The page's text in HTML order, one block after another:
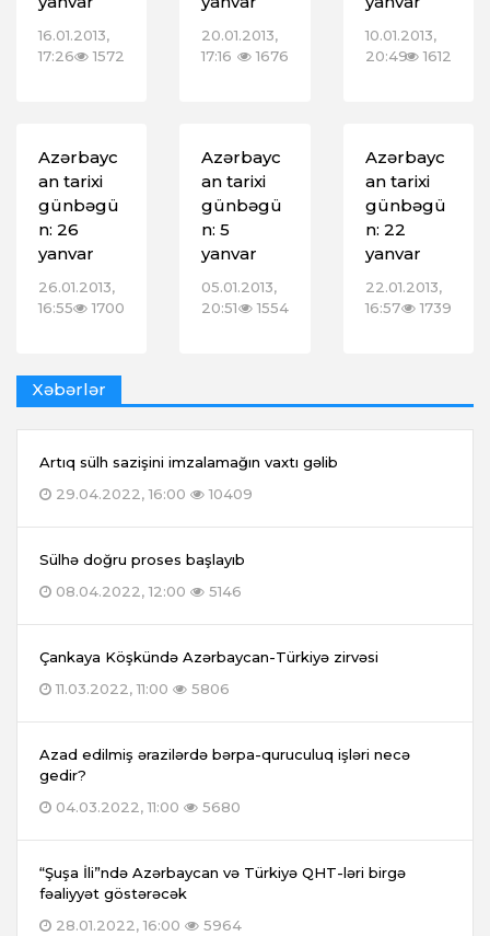
16.01.2013,
17:26
1572
20.01.2013,
17:16
1676
10.01.2013,
20:49
1612
Azərbayc
an tarixi
günbəgü
n: 26
yanvar
26.01.2013,
16:55
1700
Azərbayc
an tarixi
günbəgü
n: 5
yanvar
05.01.2013,
20:51
1554
Azərbayc
an tarixi
günbəgü
n: 22
yanvar
22.01.2013,
16:57
1739
Xəbərlər
Artıq sülh sazişini imzalamağın vaxtı gəlib
29.04.2022, 16:00
10409
Sülhə doğru proses başlayıb
08.04.2022, 12:00
5146
Çankaya Köşkündə Azərbaycan-Türkiyə zirvəsi
11.03.2022, 11:00
5806
Azad edilmiş ərazilərdə bərpa-quruculuq işləri necə
gedir?
04.03.2022, 11:00
5680
“Şuşa İli”ndə Azərbaycan və Türkiyə QHT-ləri birgə
fəaliyyət göstərəcək
28.01.2022, 16:00
5964